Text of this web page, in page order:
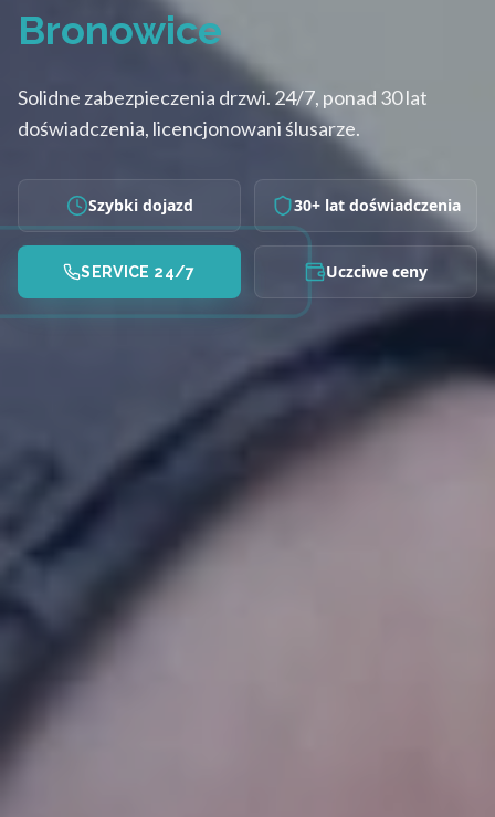
Bronowice
Solidne zabezpieczenia drzwi. 24/7, ponad 30 lat
doświadczenia, licencjonowani ślusarze.
Szybki dojazd 30+ lat doświadczenia
SERVICE 24/7 Uczciwe ceny